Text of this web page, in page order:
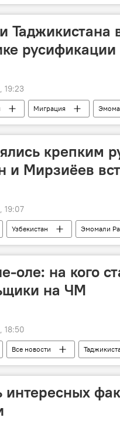
Азия
Таджикистан
Таджикистана
19:23
Миграция
крепким
и Мирзиёев
19:07
Узбекистан Эмомали
оле: на кого
на ЧМ
18:50
Все новости
футбол ЧМ-2018
интересных